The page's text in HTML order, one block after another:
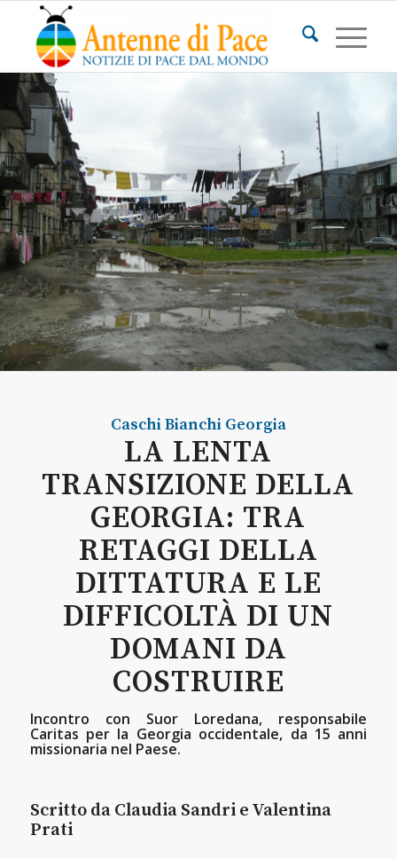
Caschi Bianchi Georgia
LA LENTA
TRANSIZIONE DELLA
GEORGIA: TRA
RETAGGI DELLA
DITTATURA E LE
DIFFICOLTÀ DI UN
DOMANI DA
COSTRUIRE
Incontro con Suor Loredana, responsabile
Caritas per la Georgia occidentale, da 15 anni
missionaria nel Paese.
Scritto da Claudia Sandri e Valentina
Prati